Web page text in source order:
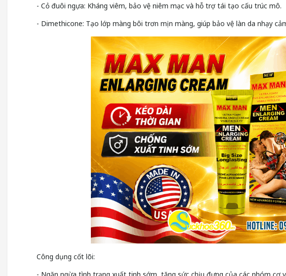
- Cỏ đuôi ngựa: Kháng viêm, bảo vệ niêm mạc và hỗ trợ tái tạo cấu trúc mô.
- Dimethicone: Tạo lớp màng bôi trơn mịn màng, giúp bảo vệ làn da nhạy
Công dụng cốt lõi: